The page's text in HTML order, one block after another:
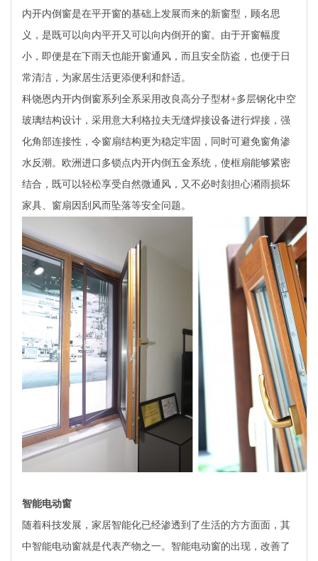
内开内倒窗是在平开窗的基础上发展而来的新窗型，顾名思
义，是既可以向内平开又可以向内倒开的窗。由于开窗幅度
小，即便是在下雨天也能开窗通风，而且安全防盗，也便于日
常清洁，为家居生活更添便利和舒适。
科饶恩内开内倒窗系列全系采用改良高分子型材+多层钢化中空
玻璃结构设计，采用意大利格拉夫无缝焊接设备进行焊接，强
化角部连接性，令窗扇结构更为稳定牢固，同时可避免窗角渗
水反潮。欧洲进口多锁点内开内倒五金系统，使框扇能够紧密
结合，既可以轻松享受自然微通风，又不必时刻担心潲雨损坏
家具、窗扇因刮风而坠落等安全问题。
智能电动窗
随着科技发展，家居智能化已经渗透到了生活的方方面面，其
中智能电动窗就是代表产物之一。智能电动窗的出现，改善了